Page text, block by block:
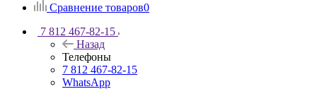
Сравнение товаров0
7 812 467-82-15
Назад
Телефоны
7 812 467-82-15
WhatsApp